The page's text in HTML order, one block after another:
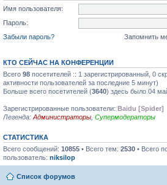
Имя пользователя:
Пароль:
Забыли пароль?
Запомнить
КТО СЕЙЧАС НА КОНФЕРЕНЦИИ
Всего 98 посетителей :: 1 зарегистрированный, 0
активности пользователей за последние 5 минут)
Больше всего посетителей (3640) здесь было 04
Зарегистрированные пользователи: Baidu [Spider]
Легенда: Администраторы Супермодераторы
СТАТИСТИКА
Всего сообщений: 10855 • Всего тем: 2530 • Всего
пользователь: niksilop
Список форумов